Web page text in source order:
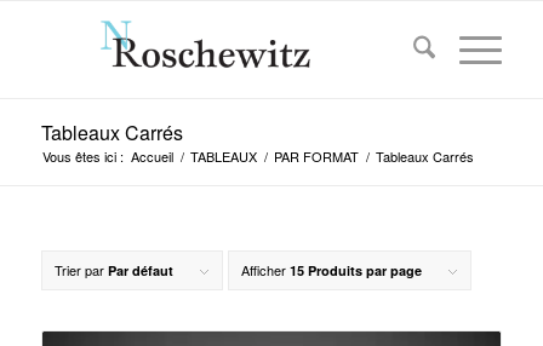
Tableaux Carrés
Vous êtes ici : Accueil / TABLEAUX / PAR FORMAT / Tableaux Carrés
Trier par Par défaut Afficher 15 Produits par page